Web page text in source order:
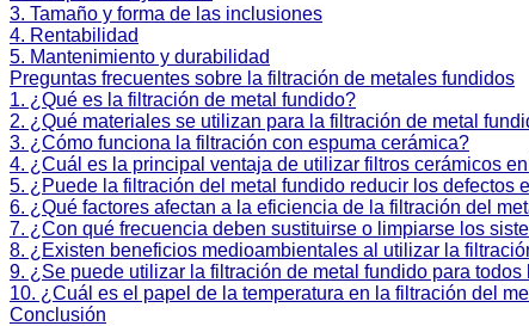
3. Tamaño y forma de las inclusiones
4. Rentabilidad
5. Mantenimiento y durabilidad
Preguntas frecuentes sobre la filtración de metales fundidos
1. ¿Qué es la filtración de metal fundido?
2. ¿Qué materiales se utilizan para la filtración de metal
3. ¿Cómo funciona la filtración con espuma cerámica?
4. ¿Cuál es la principal ventaja de utilizar filtros cerámicos
5. ¿Puede la filtración del metal fundido reducir los defectos
6. ¿Qué factores afectan a la eficiencia de la filtración del
7. ¿Con qué frecuencia deben sustituirse o limpiarse los
8. ¿Existen beneficios medioambientales al utilizar la
9. ¿Se puede utilizar la filtración de metal fundido para todos
10. ¿Cuál es el papel de la temperatura en la filtración del
Conclusión